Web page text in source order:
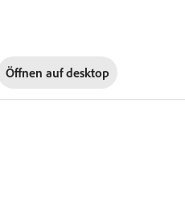
Öffnen aufdesktop